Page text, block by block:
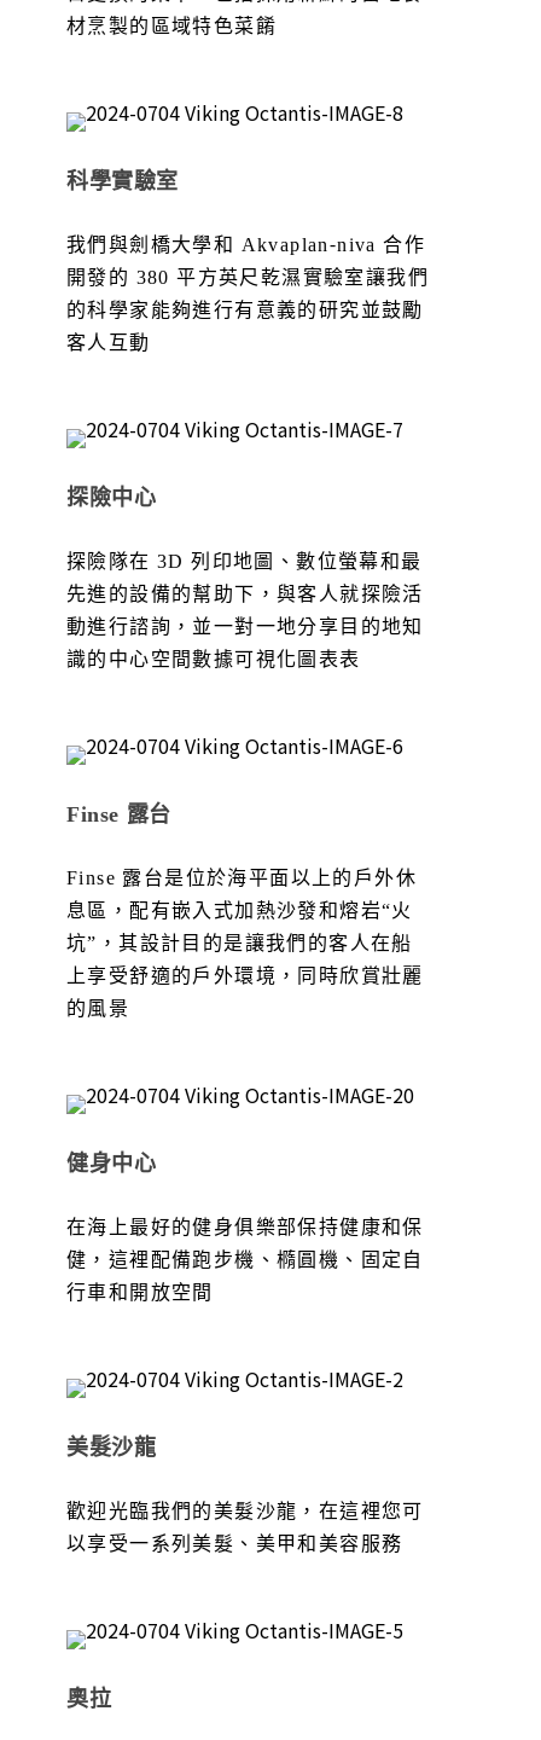
材烹製的區域特色菜餚
科學實驗室
我們與劍橋大學和 Akvaplan-niva 合作
開發的 380 平方英尺乾濕實驗室讓我們
的科學家能夠進行有意義的研究並鼓勵
客人互動
探險中心
探險隊在 3D 列印地圖、數位螢幕和最
先進的設備的幫助下，與客人就探險活
動進行諮詢，並一對一地分享目的地知
識的中心空間數據可視化圖表表
Finse 露台
Finse 露台是位於海平面以上的戶外休
息區，配有嵌入式加熱沙發和熔岩“火
坑”，其設計目的是讓我們的客人在船
上享受舒適的戶外環境，同時欣賞壯麗
的風景
健身中心
在海上最好的健身俱樂部保持健康和保
健，這裡配備跑步機、橢圓機、固定自
行車和開放空間
美髮沙龍
歡迎光臨我們的美髮沙龍，在這裡您可
以享受一系列美髮、美甲和美容服務
奧拉